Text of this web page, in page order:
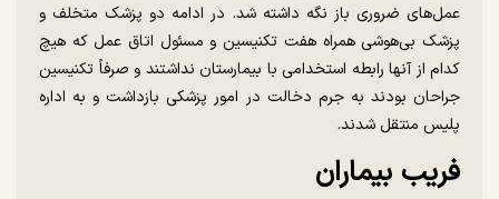
عمل‌های ضروری باز نگه داشته شد. در ادامه دو پزشک متخلف و
پزشک بی‌هوشی همراه هفت تکنیسین و مسئول اتاق عمل که هیچ
کدام از آنها رابطه استخدامی با بیمارستان نداشتند و صرفاً تکنیسین
جراحان بودند به جرم دخالت در امور پزشکی بازداشت و به اداره
پلیس منتقل شدند.
فریب بیماران